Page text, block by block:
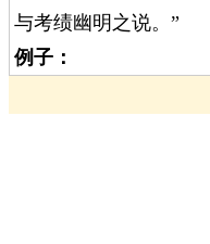
与考绩幽明之说。”
例子：